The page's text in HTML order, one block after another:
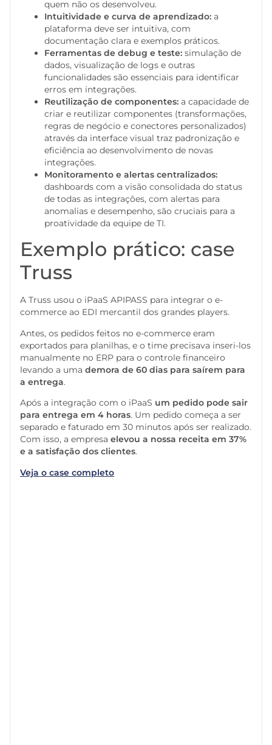
quem não os desenvolveu.
Intuitividade e curva de aprendizado: a
plataforma deve ser intuitiva, com
documentação clara e exemplos práticos.
Ferramentas de debug e teste: simulação de
dados, visualização de logs e outras
funcionalidades são essenciais para identificar
erros em integrações.
Reutilização de componentes: a capacidade de
criar e reutilizar componentes (transformações,
regras de negócio e conectores personalizados)
através da interface visual traz padronização e
eficiência ao desenvolvimento de novas
integrações.
Monitoramento e alertas centralizados:
dashboards com a visão consolidada do status
de todas as integrações, com alertas para
anomalias e desempenho, são cruciais para a
proatividade da equipe de TI.
Exemplo prático: case
Truss
A Truss usou o iPaaS APIPASS para integrar o e-
commerce ao EDI mercantil dos grandes players.
Antes, os pedidos feitos no e-commerce eram
exportados para planilhas, e o time precisava inseri-los
manualmente no ERP para o controle financeiro
levando a uma demora de 60 dias para saírem para
a entrega.
Após a integração com o iPaaS um pedido pode sair
para entrega em 4 horas. Um pedido começa a ser
separado e faturado em 30 minutos após ser realizado.
Com isso, a empresa elevou a nossa receita em 37%
e a satisfação dos clientes.
Veja o case completo